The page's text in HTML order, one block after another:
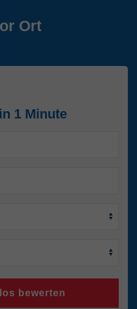
Ort
1 Minute
bewerten